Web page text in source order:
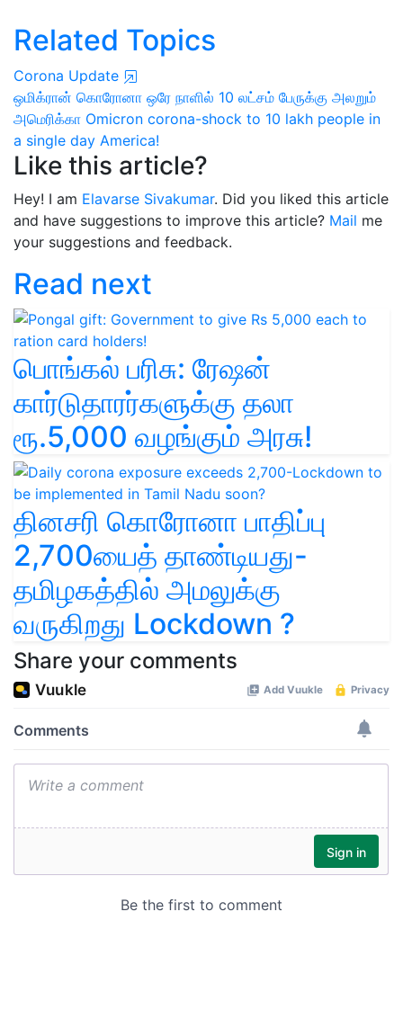
Related Topics
Corona Update
ஒமிக்ரான் கொரோனா ஒரே நாளில் 10 லட்சம் பேருக்கு அலறும்
அமெரிக்கா Omicron corona-shock to 10 lakh people in
a single day America!
Like this article?
Hey! I am Elavarse Sivakumar. Did you liked this article
and have suggestions to improve this article? Mail me
your suggestions and feedback.
Read next
பொங்கல் பரிசு: ரேஷன்
கார்டுதாரர்களுக்கு தலா
ரூ.5,000 வழங்கும் அரசு!
தினசரி கொரோனா பாதிப்பு
2,700யைத் தாண்டியது-
தமிழகத்தில் அமலுக்கு
வருகிறது Lockdown ?
Share your comments